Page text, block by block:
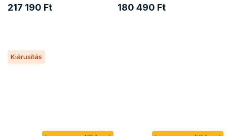
217 190 Ft 180 490 Ft
Kiárusítás